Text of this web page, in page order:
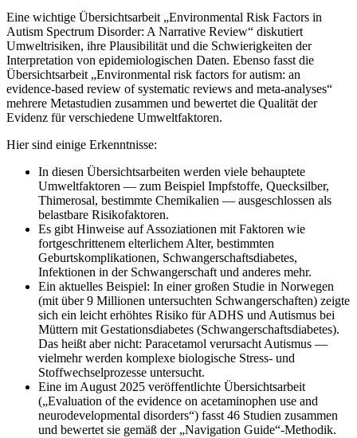
Eine wichtige Übersichtsarbeit „Environmental Risk Factors in
Autism Spectrum Disorder: A Narrative Review“ diskutiert
Umweltrisiken, ihre Plausibilität und die Schwierigkeiten der
Interpretation von epidemiologischen Daten. Ebenso fasst die
Übersichtsarbeit „Environmental risk factors for autism: an
evidence-based review of systematic reviews and meta-analyses“
mehrere Metastudien zusammen und bewertet die Qualität der
Evidenz für verschiedene Umweltfaktoren.
Hier sind einige Erkenntnisse:
In diesen Übersichtsarbeiten werden viele behauptete
Umweltfaktoren — zum Beispiel Impfstoffe, Quecksilber,
Thimerosal, bestimmte Chemikalien — ausgeschlossen als
belastbare Risikofaktoren.
Es gibt Hinweise auf Assoziationen mit Faktoren wie
fortgeschrittenem elterlichem Alter, bestimmten
Geburtskomplikationen, Schwangerschaftsdiabetes,
Infektionen in der Schwangerschaft und anderes mehr.
Ein aktuelles Beispiel: In einer großen Studie in Norwegen
(mit über 9 Millionen untersuchten Schwangerschaften) zeigte
sich ein leicht erhöhtes Risiko für ADHS und Autismus bei
Müttern mit Gestationsdiabetes (Schwangerschaftsdiabetes).
Das heißt aber nicht: Paracetamol verursacht Autismus —
vielmehr werden komplexe biologische Stress- und
Stoffwechselprozesse untersucht.
Eine im August 2025 veröffentlichte Übersichtsarbeit
(„Evaluation of the evidence on acetaminophen use and
neurodevelopmental disorders“) fasst 46 Studien zusammen
und bewertet sie gemäß der „Navigation Guide“-Methodik.